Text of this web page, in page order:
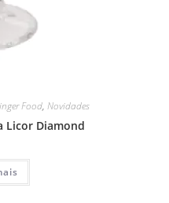
Food, Novidades
Licor Diamond